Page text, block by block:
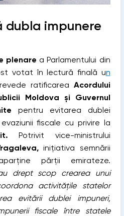
dubla impunere
plenare a Parlamentului din
votat în lectură finală un
ratificarea Acordului
Moldova și Guvernul
pentru evitarea dublei
fiscale cu privire la
Potrivit vice-ministrului
inițiativa semnării
părții emirateze.
drept scop crearea unui
activitățile statelor
evitării dublei impuneri,
fiscale între statele